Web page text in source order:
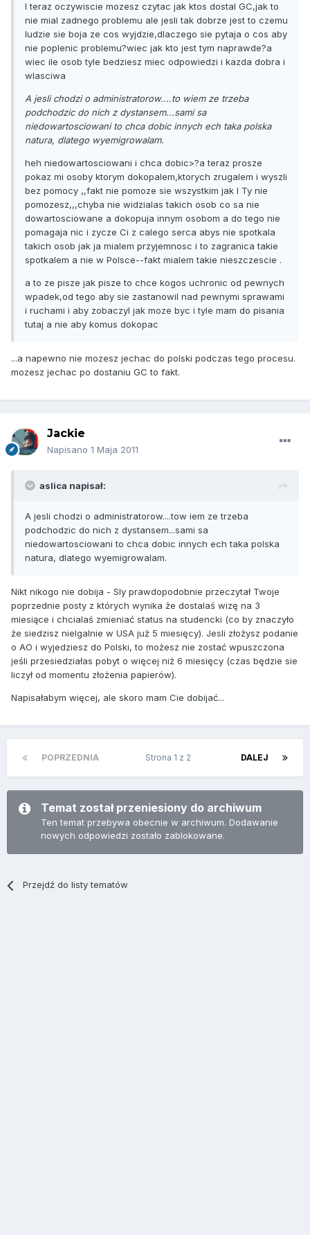
I teraz oczywiscie mozesz czytac jak ktos dostal GC,jak to
nie mial zadnego problemu ale jesli tak dobrze jest to czemu
ludzie sie boja ze cos wyjdzie,dlaczego sie pytaja o cos aby
nie poplenic problemu?wiec jak kto jest tym naprawde?a
wiec ile osob tyle bedziesz miec odpowiedzi i kazda dobra i
wlasciwa
A jesli chodzi o administratorow....to wiem ze trzeba
podchodzic do nich z dystansem...sami sa
niedowartosciowani to chca dobic innych ech taka polska
natura, dlatego wyemigrowalam.
heh niedowartosciowani i chca dobic>?a teraz prosze
pokaz mi osoby ktorym dokopalem,ktorych zrugalem i wyszli
bez pomocy ,,fakt nie pomoze sie wszystkim jak I Ty nie
pomozesz,,,chyba nie widzialas takich osob co sa nie
dowartosciowane a dokopuja innym osobom a do tego nie
pomagaja nic i zycze Ci z calego serca abys nie spotkala
takich osob jak ja mialem przyjemnosc i to zagranica takie
spotkalem a nie w Polsce--fakt mialem takie nieszczescie .
a to ze pisze jak pisze to chce kogos uchronic od pewnych
wpadek,od tego aby sie zastanowil nad pewnymi sprawami
i ruchami i aby zobaczyl jak moze byc i tyle mam do pisania
tutaj a nie aby komus dokopac
...a napewno nie mozesz jechac do polski podczas tego procesu.
mozesz jechac po dostaniu GC to fakt.
Jackie
Napisano 1 Maja 2011
aslica napisał:
A jesli chodzi o administratorow....tow iem ze trzeba
podchodzic do nich z dystansem...sami sa
niedowartosciowani to chca dobic innych ech taka polska
natura, dlatego wyemigrowalam.
Nikt nikogo nie dobija - Sly prawdopodobnie przeczytał Twoje
poprzednie posty z których wynika że dostalaś wizę na 3
miesiące i chcialaś zmieniać status na studencki (co by znaczyło
że siedzisz nielgalnie w USA już 5 miesięcy). Jesli złożysz podanie
o AO i wyjedziesz do Polski, to możesz nie zostać wpuszczona
jeśli przesiedziałas pobyt o więcej niż 6 miesięcy (czas będzie sie
liczył od momentu złożenia papierów).
Napisałabym więcej, ale skoro mam Cie dobijać...
POPRZEDNIA DALEJ
Strona 1 z 2
Temat został przeniesiony do archiwum
Ten temat przebywa obecnie w archiwum. Dodawanie
nowych odpowiedzi zostało zablokowane.
Przejdź do listy tematów